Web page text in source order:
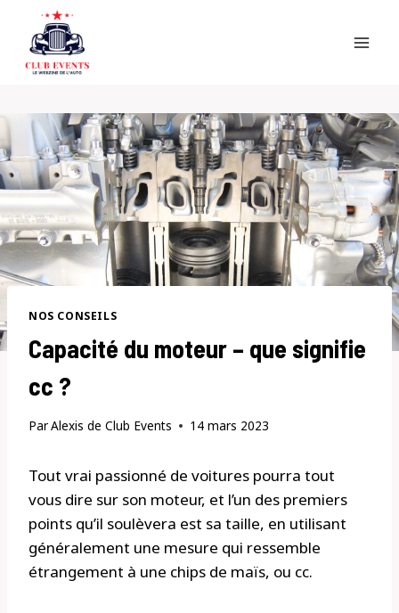
content
NOS CONSEILS
Capacité du moteur – que signifie
cc ?
ParAlexis de Club Events 14 mars 2023
Tout vrai passionné de voitures pourra tout
vous dire sur son moteur, et l’un des premiers
points qu’il soulèvera est sa taille, en utilisant
généralement une mesure qui ressemble
étrangement à une chips de maïs, ou cc.